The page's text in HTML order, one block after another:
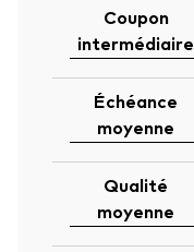
Coupon
intermédiaire
Échéance
moyenne
Qualité
moyenne